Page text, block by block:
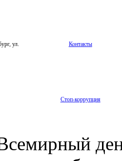
ул.
Контакты
Стоп-коррупция